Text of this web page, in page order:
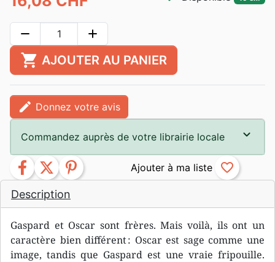
Description
Gaspard et Oscar sont frères. Mais voilà, ils ont un
caractère bien différent : Oscar est sage comme une
image, tandis que Gaspard est une vraie fripouille.
remove add
shopping_cart AJOUTER AU PANIER
edit Donnez votre avis
Commandez auprès de votre librairie locale
facebook twitter pinterest favorite_border